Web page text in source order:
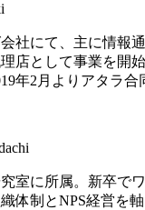
社にて、主に情報
店として事業を開
年2月よりアタラ合
室に所属。新卒で
体制とNPS経営を